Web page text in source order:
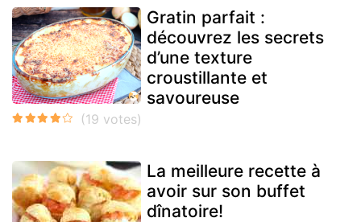
Gratin parfait :
découvrez les secrets
d’une texture
croustillante et
savoureuse
La meilleure recette à
avoir sur son buffet
dînatoire!